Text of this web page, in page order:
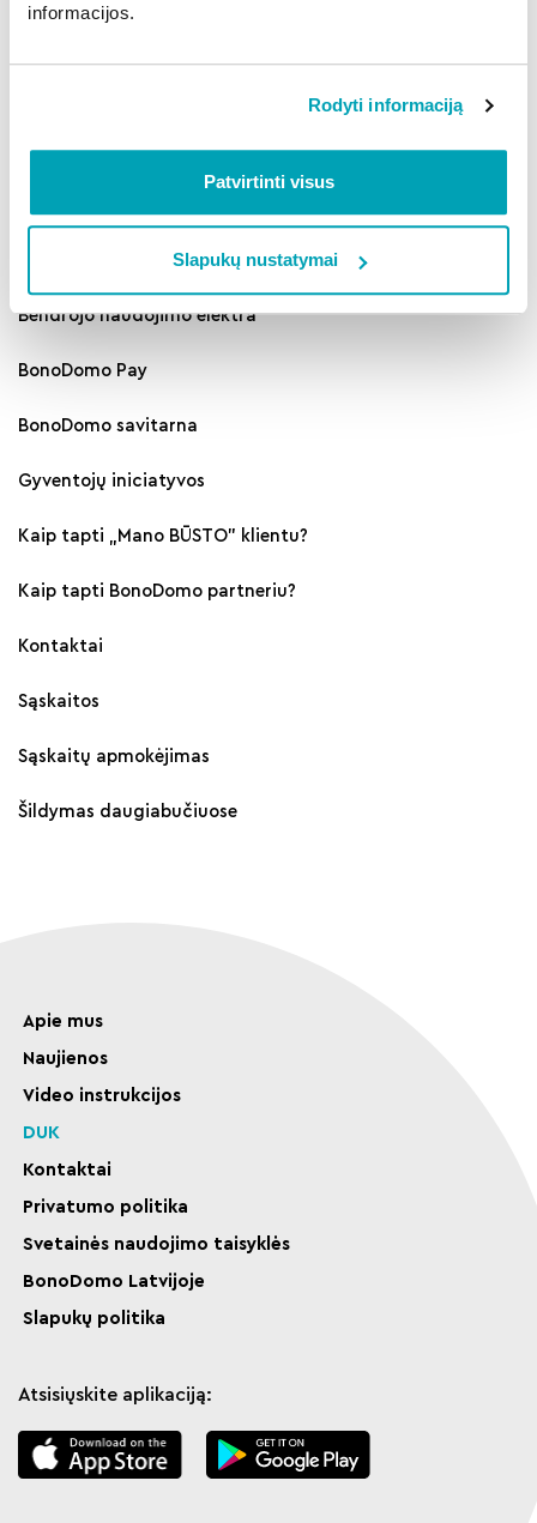
informacijos.
Rodyti informaciją
Patvirtinti visus
Slapukų nustatymai
Kur skelbiama informacija apie rengiamą
Kitos kategorijos
„Mano BŪSTO" darbai ir paslaugos
Bendrojo naudojimo elektra
BonoDomo Pay
BonoDomo savitarna
Gyventojų iniciatyvos
Kaip tapti „Mano BŪSTO" klientu?
Kaip tapti BonoDomo partneriu?
Kontaktai
Sąskaitos
Sąskaitų apmokėjimas
Šildymas daugiabučiuose
Apie mus
Naujienos
Video instrukcijos
DUK
Kontaktai
Privatumo politika
Svetainės naudojimo taisyklės
BonoDomo Latvijoje
Slapukų politika
Atsisiųskite aplikaciją: